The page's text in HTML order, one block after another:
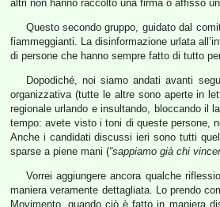
altri non hanno raccolto una firma o affisso
Questo secondo gruppo, guidato dal
fiammeggianti. La disinformazione urlata
di persone che hanno sempre fatto di tutto
Dopodiché, noi siamo andati avanti
organizzativa (tutte le altre sono aperte in
regionale urlando e insultando, bloccando il
tempo: avete visto i toni di queste persone,
Anche i candidati discussi ieri sono tutti
sparse a piene mani (“sappiamo già chi
Vorrei aggiungere ancora qualche
maniera veramente dettagliata. Lo prendo
Movimento, quando ciò è fatto in maniera